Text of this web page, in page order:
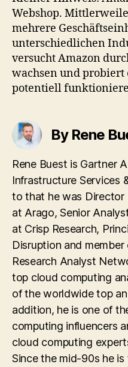
Webshop.
mehrere
unterschiedlichen
versucht Amazon
wachsen und probiert
potentiell
By Rene
Rene Buest is Gartner
Infrastructure Services
to that he was Director
at Arago, Senior
at Crisp Research,
Disruption and
Research Analyst
top cloud computing
of the worldwide top
addition, he is one of
computing influencers
cloud computing
Since the mid-90s he